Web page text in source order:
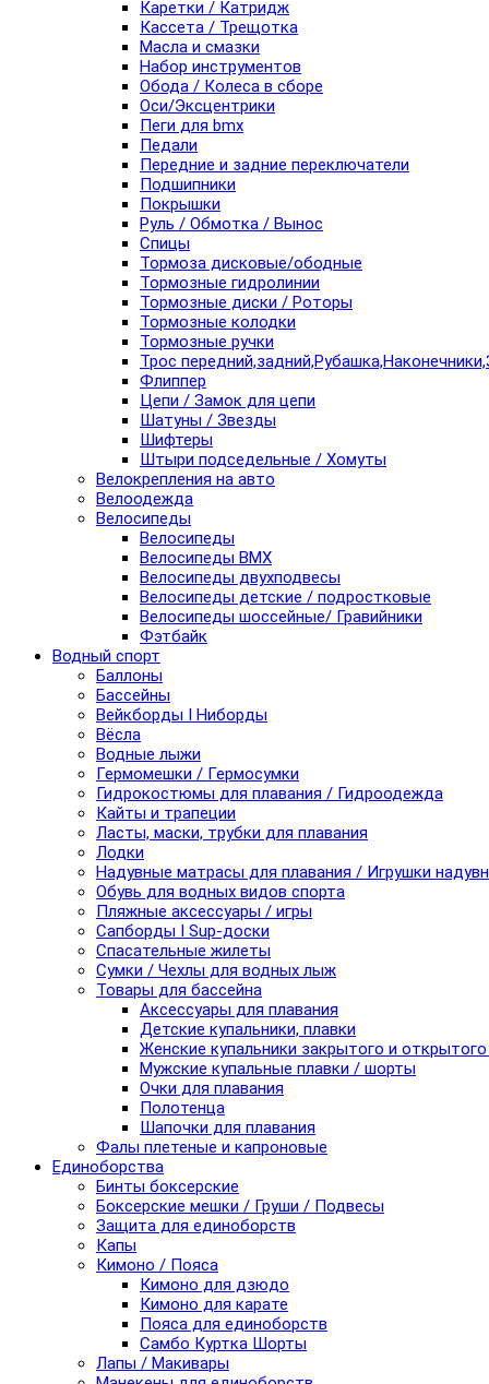
Каретки / Катридж
Кассета / Трещотка
Масла и смазки
Набор инструментов
Обода / Колеса в сборе
Оси/Эксцентрики
Пеги для bmx
Педали
Передние и задние переключатели
Подшипники
Покрышки
Руль / Обмотка / Вынос
Спицы
Тормоза дисковые/ободные
Тормозные гидролинии
Тормозные диски / Роторы
Тормозные колодки
Тормозные ручки
Трос
Флиппер
Цепи / Замок для цепи
Шатуны / Звезды
Шифтеры
Штыри подседельные / Хомуты
Велокрепления на авто
Велоодежда
Велосипеды
Велосипеды
Велосипеды BMX
Велосипеды двухподвесы
Велосипеды детские / подростковые
Велосипеды шоссейные/ Гравийники
Фэтбайк
Водный спорт
Баллоны
Бассейны
Вейкборды I Ниборды
Вёсла
Водные лыжи
Гермомешки / Гермосумки
Гидрокостюмы для плавания / Гидроодежда
Кайты и трапеции
Ласты, маски, трубки для плавания
Лодки
Надувные матрасы для плавания / Игрушки
Обувь для водных видов спорта
Пляжные аксессуары / игры
Сапборды I Sup-доски
Спасательные жилеты
Сумки / Чехлы для водных лыж
Товары для бассейна
Аксессуары для плавания
Детские купальники, плавки
Женские купальники закрытого и
Мужские купальные плавки / шорты
Очки для плавания
Полотенца
Шапочки для плавания
Фалы плетеные и капроновые
Единоборства
Бинты боксерские
Боксерские мешки / Груши / Подвесы
Защита для единоборств
Капы
Кимоно / Пояса
Кимоно для дзюдо
Кимоно для карате
Пояса для единоборств
Самбо Куртка Шорты
Лапы / Макивары